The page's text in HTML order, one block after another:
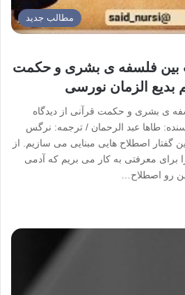
مطالب جدید
بین فلسفه ی بشری و حکمت
بدیع الزمان نورسی
ی بشری و حکمت قرآنی از دیدگاه
طاها عبد الرحمان / ترجمه: نرگس
گفتار اصطلاح هایی مبنایی می سازیم. از
برای معرفتی به کار می بریم که آدمی
رو اصطلاح…